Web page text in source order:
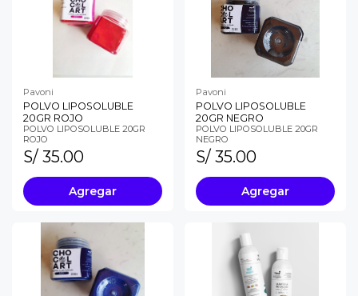
Pavoni
POLVO LIPOSOLUBLE
20GR ROJO
POLVO LIPOSOLUBLE 20GR
ROJO
S/ 35.00
Agregar
Pavoni
POLVO LIPOSOLUBLE
20GR NEGRO
POLVO LIPOSOLUBLE 20GR
NEGRO
S/ 35.00
Agregar